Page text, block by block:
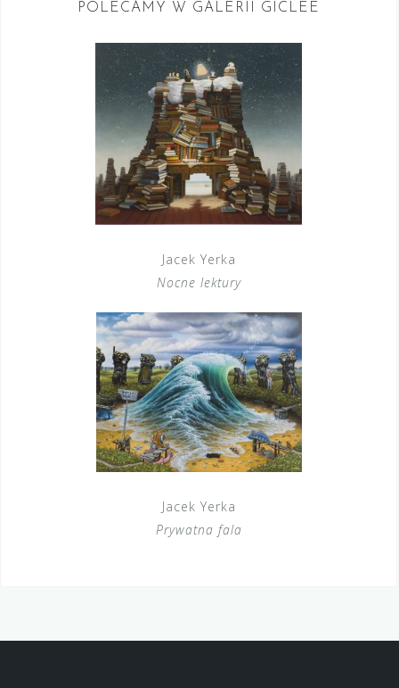
POLECAMY W GALERII GICLEE
Jacek Yerka
Nocne lektury
Jacek Yerka
Prywatna fala